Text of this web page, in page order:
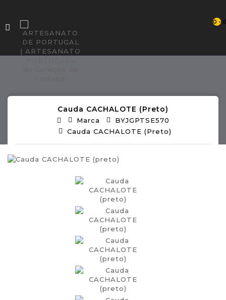
0 -
Cauda CACHALOTE (preto)
Marca
BYJGPTSE570
Cauda CACHALOTE (preto)